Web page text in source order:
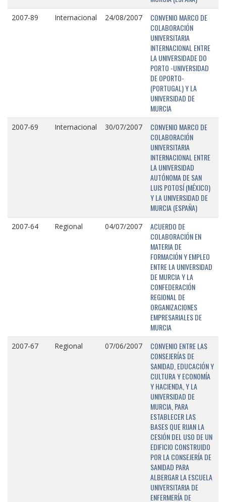
2007-89 Internacional 24/08/2007
CONVENIO MARCO DE
COLABORACIÓN
UNIVERSITARIA
INTERNACIONAL ENTRE
LA UNIVERSIDADE DO
PORTO -UNIVERSIDAD
DE OPORTO-
(PORTUGAL) Y LA
UNIVERSIDAD DE
MURCIA
2007-69 Internacional 30/07/2007
CONVENIO MARCO DE
COLABORACIÓN
UNIVERSITARIA
INTERNACIONAL ENTRE
LA UNIVERSIDAD
AUTÓNOMA DE SAN
LUIS POTOSÍ (MÉXICO)
Y LA UNIVERSIDAD DE
MURCIA (ESPAÑA)
2007-64 Regional 04/07/2007
ACUERDO DE
COLABORACIÓN EN
MATERIA DE
FORMACIÓN Y EMPLEO
ENTRE LA UNIVERSIDAD
DE MURCIA Y LA
CONFEDERACIÓN
REGIONAL DE
ORGANIZACIONES
EMPRESARIALES DE
MURCIA
2007-67 Regional 07/06/2007
CONVENIO ENTRE LAS
CONSEJERÍAS DE
SANIDAD, EDUCACIÓN Y
CULTURA Y ECONOMÍA
Y HACIENDA, Y LA
UNIVERSIDAD DE
MURCIA, PARA
ESTABLECER LAS
BASES QUE RIJAN LA
CESIÓN DEL USO DE UN
EDIFICIO CONSTRUIDO
POR LA CONSEJERÍA DE
SANIDAD PARA
ALBERGAR LA ESCUELA
UNIVERSITARIA DE
ENFERMERÍA DE